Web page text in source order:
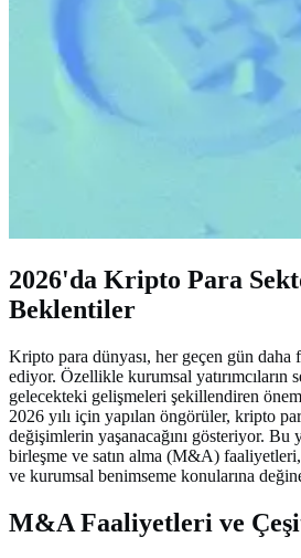
2026'da Kripto Para
Beklentiler
Kripto para dünyası, her geçen gün
ediyor. Özellikle kurumsal yatırımcıların
gelecekteki gelişmeleri şekillendiren
2026 yılı için yapılan öngörüler, kripto
değişimlerin yaşanacağını gösteriyor. Bu
birleşme ve satın alma (M&A)
ve kurumsal benimseme konularına
M&A Faaliyetleri ve